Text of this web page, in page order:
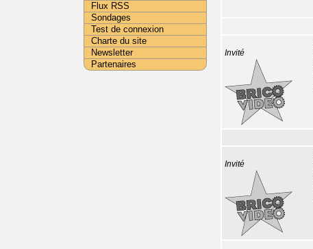
Invité
Invité
Flux RSS
Sondages
Test de connexion
Charte du site
Newsletter
Partenaires